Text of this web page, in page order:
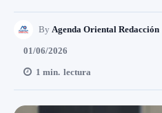
By Agenda Oriental Redacción
01/06/2026
1 min. lectura